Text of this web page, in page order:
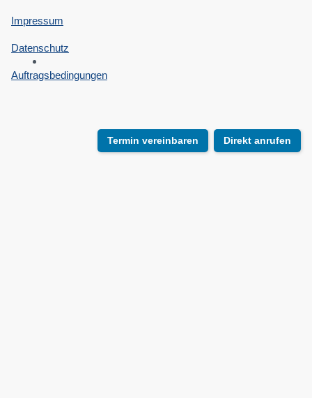
Impressum
Datenschutz
Auftragsbedingungen
Termin vereinbaren Direkt anrufen